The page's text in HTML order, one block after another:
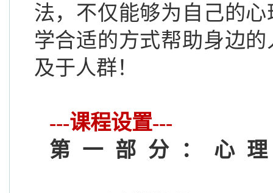
法，不仅能够为自己的
学合适的方式帮助身边
及于人群！
---课程设置---
第一部分：心